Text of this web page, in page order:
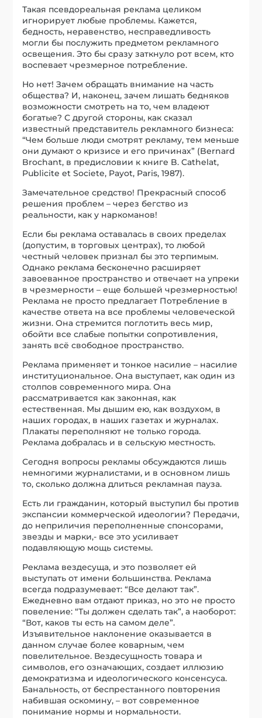
Такая псевдореальная реклама целиком
игнорирует любые проблемы. Кажется,
бедность, неравенство, несправедливость
могли бы послужить предметом рекламного
освещения. Это бы сразу заткнуло рот всем, кто
воспевает чрезмерное потребление.
Но нет! Зачем обращать внимание на часть
общества? И, наконец, зачем лишать бедняков
возможности смотреть на то, чем владеют
богатые? С другой стороны, как сказал
известный представитель рекламного бизнеса:
“Чем больше люди смотрят рекламу, тем меньше
они думают о кризисе и его причинах” (Bernard
Brochant, в предисловии к книге B. Cathelat,
Publicite et Societe, Payot, Paris, 1987).
Замечательное средство! Прекрасный способ
решения проблем – через бегство из
реальности, как у наркоманов!
Если бы реклама оставалась в своих пределах
(допустим, в торговых центрах), то любой
честный человек признал бы это терпимым.
Однако реклама бесконечно расширяет
завоеванное пространство и отвечает на упреки
в чрезмерности – еще большей чрезмерностью!
Реклама не просто предлагает Потребление в
качестве ответа на все проблемы человеческой
жизни. Она стремится поглотить весь мир,
обойти все слабые попытки сопротивления,
занять всё свободное пространство.
Реклама применяет и тонкое насилие – насилие
институциональное. Она выступает, как один из
столпов современного мира. Она
рассматривается как законная, как
естественная. Мы дышим ею, как воздухом, в
наших городах, в наших газетах и журналах.
Плакаты переполняют не только города.
Реклама добралась и в сельскую местность.
Сегодня вопросы рекламы обсуждаются лишь
немногими журналистами, и в основном лишь
то, сколько должна длиться рекламная пауза.
Есть ли гражданин, который выступил бы против
экспансии коммерческой идеологии? Передачи,
до неприличия переполненные спонсорами,
звезды и марки,- все это усиливает
подавляющую мощь системы.
Реклама вездесуща, и это позволяет ей
выступать от имени большинства. Реклама
всегда подразумевает: “Все делают так”.
Ежедневно вам отдают приказ, но это не просто
повеление: “Ты должен сделать так”, а наоборот:
“Вот, каков ты есть на самом деле”.
Изъявительное наклонение оказывается в
данном случае более коварным, чем
повелительное. Вездесущность товара и
символов, его означающих, создает иллюзию
демократизма и идеологического консенсуса.
Банальность, от беспрестанного повторения
набившая оскомину, – вот современное
понимание нормы и нормальности.